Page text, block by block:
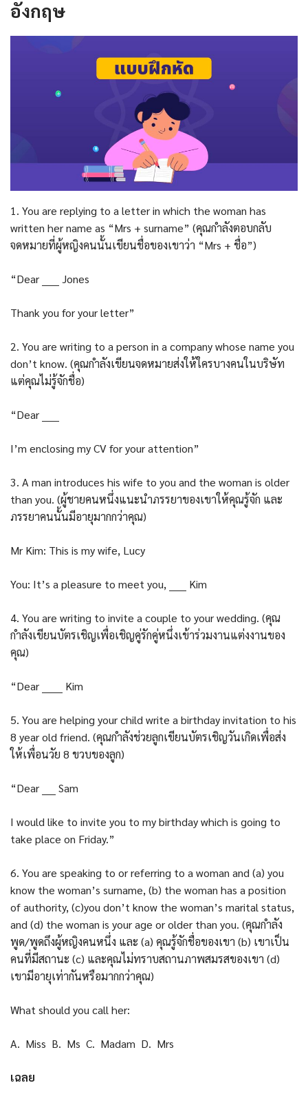
อังกฤษ
1. You are replying to a letter in which the woman has
written her name as “Mrs + surname” (คุณกำลังตอบกลับ
จดหมายที่ผู้หญิงคนนั้นเขียนชื่อของเขาว่า “Mrs + ชื่อ”)
“Dear _____ Jones
Thank you for your letter”
2. You are writing to a person in a company whose name you
don’t know. (คุณกำลังเขียนจดหมายส่งให้ใครบางคนในบริษัท
แต่คุณไม่รู้จักชื่อ)
“Dear _____
I’m enclosing my CV for your attention”
3. A man introduces his wife to you and the woman is older
than you. (ผู้ชายคนหนึ่งแนะนำภรรยาของเขาให้คุณรู้จัก และ
ภรรยาคนนั้นมีอายุมากกว่าคุณ)
Mr Kim: This is my wife, Lucy
You: It’s a pleasure to meet you, _____ Kim
4. You are writing to invite a couple to your wedding. (คุณ
กำลังเขียนบัตรเชิญเพื่อเชิญคู่รักคู่หนึ่งเข้าร่วมงานแต่งงานของ
คุณ)
“Dear ______ Kim
5. You are helping your child write a birthday invitation to his
8 year old friend. (คุณกำลังช่วยลูกเขียนบัตรเชิญวันเกิดเพื่อส่ง
ให้เพื่อนวัย 8 ขวบของลูก)
“Dear ____ Sam
I would like to invite you to my birthday which is going to
take place on Friday.”
6. You are speaking to or referring to a woman and (a) you
know the woman’s surname, (b) the woman has a position
of authority, (c)you don’t know the woman’s marital status,
and (d) the woman is your age or older than you. (คุณกำลัง
พูด/พูดถึงผู้หญิงคนหนึ่ง และ (a) คุณรู้จักชื่อของเขา (b) เขาเป็น
คนที่มีสถานะ (c) และคุณไม่ทราบสถานภาพสมรสของเขา (d)
เขามีอายุเท่ากันหรือมากกว่าคุณ)
What should you call her:
A. Miss B. Ms C. Madam D. Mrs
เฉลย